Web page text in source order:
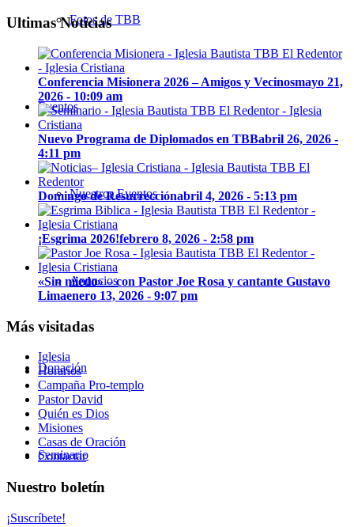
Fotos de TBB
Eventos
Nuestros Eventos
Anuncios
Donación
Seminario
Ultimas Noticias
Conferencia Misionera 2026 – Amigos y Vecinosmayo 21,
2026 - 10:09 am
Nuevo Programa de Diplomados en TBBabril 26, 2026 -
4:11 pm
Domingo de Resurrecciónabril 4, 2026 - 5:13 pm
¡Esgrima 2026!febrero 8, 2026 - 2:58 pm
«Sin miedo» – con Pastor Joe Rosa y cantante Gustavo
Limaenero 13, 2026 - 9:07 pm
Más visitadas
Iglesia
Horarios
Campaña Pro-templo
Pastor David
Quién es Dios
Misiones
Casas de Oración
Contactar
Nuestro boletín
¡Suscríbete!